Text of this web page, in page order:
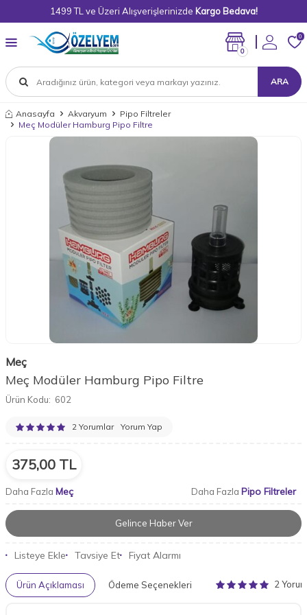
1499 TL ve Üzeri Alışverişlerinizde Kargo Bedava!
ARA
0
0
Anasayfa Akvaryum
Pipo Filtreler
Meç Modüler Hamburg Pipo Filtre
Meç
Meç Modüler Hamburg Pipo Filtre
Ürün Kodu: 602
2 Yorumlar Yorum Yap
375,00 TL
Daha Fazla Meç Daha Fazla Pipo Filtreler
Gelince Haber Ver
Listeye Ekle Tavsiye Et Fiyat Alarmı
Ürün Açıklaması Ödeme Seçenekleri 2 Yorum